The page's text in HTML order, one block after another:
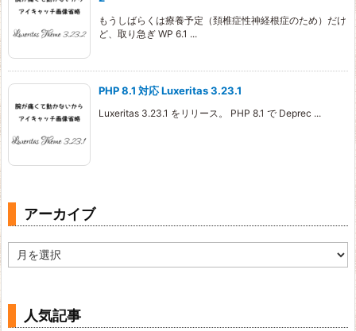
もうしばらくは療養予定（頚椎症性神経根症のため）だけ
ど、取り急ぎ WP 6.1 ...
PHP 8.1 対応 Luxeritas 3.23.1
Luxeritas 3.23.1 をリリース。 PHP 8.1 で Deprec ...
アーカイブ
ー
人気記事